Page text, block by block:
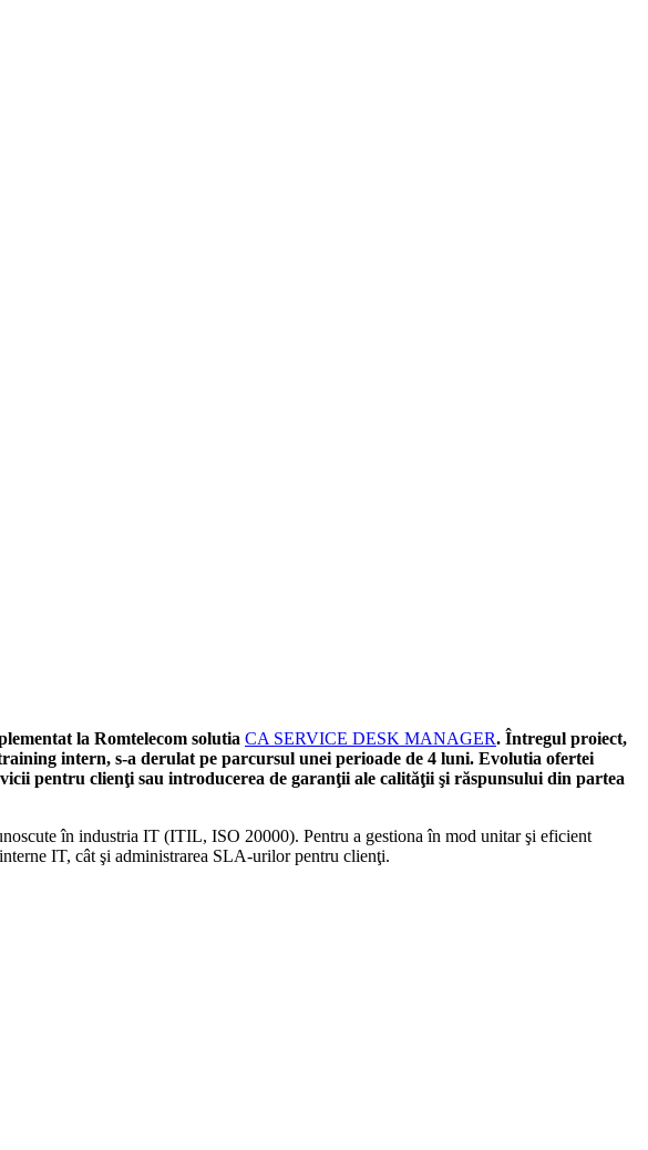
la Romtelecom solutia CA SERVICE DESK MANAGER. Întregul proiect,
intern, s-a derulat pe parcursul unei perioade de 4 luni. Evolutia ofertei
pentru clienţi sau introducerea de garanţii ale calităţii şi răspunsului din partea
în industria IT (ITIL, ISO 20000). Pentru a gestiona în mod unitar şi eficient
IT, cât şi administrarea SLA-urilor pentru clienţi.